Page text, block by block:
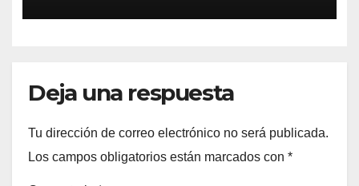
Deja una respuesta
Tu dirección de correo electrónico no será publicada.
Los campos obligatorios están marcados con *